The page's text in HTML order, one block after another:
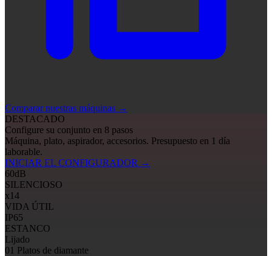
Comparar nuestras máquinas →
DESTACADO
Configure su conjunto en 8 pasos
Máquina, plato, aspirador, accesorios. Presupuesto en 1 día
laborable.
INICIAR EL CONFIGURADOR →
60dB
SILENCIOSO
x14
VIDA ÚTIL
IP65
ESTANCO
Lijado
01 Platos de diamante